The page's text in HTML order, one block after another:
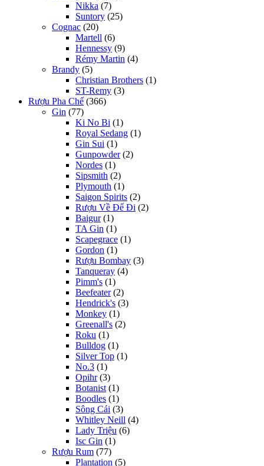
Nikka (7)
Suntory (25)
Cognac (20)
Martell (6)
Hennessy (9)
Rémy Martin (4)
Brandy (5)
Christian Brothers (1)
ST-Remy (3)
Rượu Pha Chế (366)
Gin (77)
Ki No Bi (1)
Royal Sedang (1)
Gin Sui (1)
Gunpowder (2)
Nordes (1)
Sipsmith (2)
Plymouth (1)
Saigon Spirits (2)
Rượu Về Để Đi (2)
Baigur (1)
TA Gin (1)
Scapegrace (1)
Gordon (1)
Rượu Bombay (3)
Tanqueray (4)
Pimm's (1)
Beefeater (2)
Hendrick's (3)
Monkey (1)
Greenall's (2)
Roku (1)
Bulldog (1)
Silver Top (1)
No.3 (1)
Opihr (3)
Botanist (1)
Boodles (1)
Sông Cái (3)
Whitley Neill (4)
Lady Triệu (6)
Isc Gin (1)
Rượu Rum (77)
Plantation (5)